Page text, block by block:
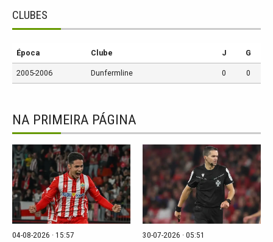
CLUBES
Época Clube J G
2005-2006 Dunfermline 0 0
NA PRIMEIRA PÁGINA
04-08-2026 · 15:57 30-07-2026 · 05:51